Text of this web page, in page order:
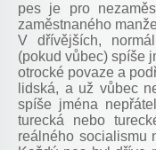
pes je pro
zaměstnaného
V dřívějších,
(pokud vůbec) spíše
otrocké povaze a
lidská, a už vůbec
spíše jména
turecká nebo
reálného socialismu